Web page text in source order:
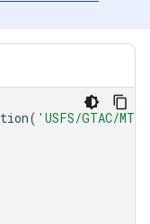
( 'USFS/GTAC/